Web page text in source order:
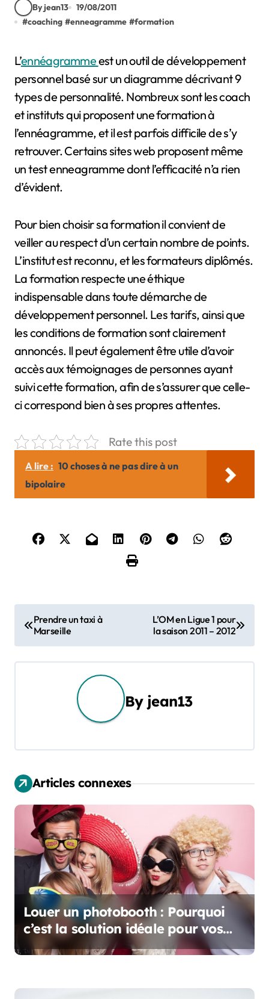
By jean13
19/08/2011
#coaching #enneagramme #formation
L’ennéagrammeest un outil de développement
personnel basé sur un diagramme décrivant 9
types de personnalité. Nombreux sont les coach
et instituts qui proposent une formation à
l’ennéagramme, et il est parfois difficile de s’y
retrouver. Certains sites web proposent même
un test enneagramme dont l’efficacité n’a rien
d’évident.
Pour bien choisir sa formation il convient de
veiller au respect d’un certain nombre de points.
L’institut est reconnu, et les formateurs diplômés.
La formation respecte une éthique
indispensable dans toute démarche de
développement personnel. Les tarifs, ainsi que
les conditions de formation sont clairement
annoncés. Il peut également être utile d’avoir
accès aux témoignages de personnes ayant
suivi cette formation, afin de s’assurer que celle-
ci correspond bien à ses propres attentes.
Rate this post
A lire : 10 choses à ne pas dire à un
bipolaire
N
a
v
i
o
d
a
r
Prendre un taxi à
Marseille
L’OM en Ligue 1 pour
la saison 2011 – 2012
By jean13
Articles connexes
Louer un photobooth : Pourquoi
c’est la solution idéale pour vos
événements